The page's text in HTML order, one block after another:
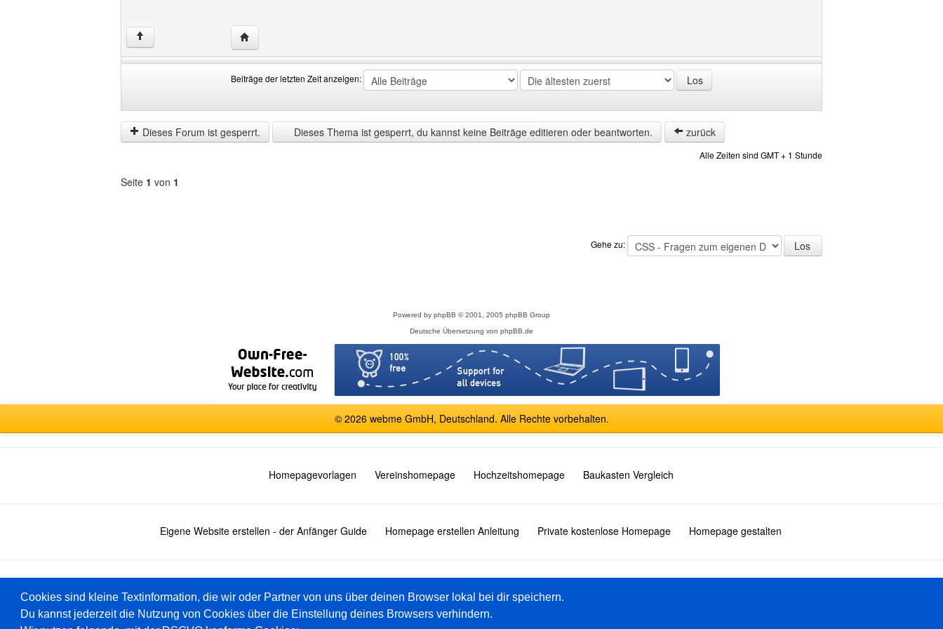
↑ Website dieses Benutzers besuchen: FunkelClanWaCa
Beiträge der letzten Zeit anzeigen:
der
letzten
Zeit
by
Dieses Forum ist gesperrt.
Dieses Thema ist gesperrt, du kannst keine Beiträge editieren oder beantworten. zurück
Alle Zeiten sind GMT + 1 Stunde
Seite 1 von 1
Gehe zu:
Powered by phpBB © 2001, 2005 phpBB Group
Deutsche Übersetzung von phpBB.de
© 2026 webme GmbH, Deutschland. Alle Rechte vorbehalten.
Homepagevorlagen Vereinshomepage Hochzeitshomepage Baukasten Vergleich
Eigene Website erstellen - der Anfänger Guide Homepage erstellen Anleitung Private kostenlose Homepage Homepage gestalten
Cookies sind kleine Textinformation, die wir oder Partner von uns über deinen Browser lokal bei dir speichern.
Du kannst jederzeit die Nutzung von Cookies über die Einstellung deines Browsers verhindern.